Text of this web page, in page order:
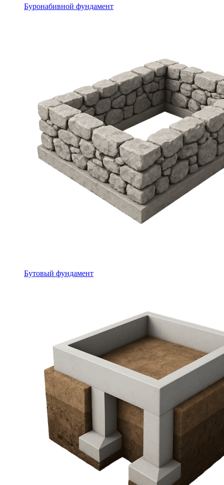
Буронабивной фундамент
Бутовый фундамент